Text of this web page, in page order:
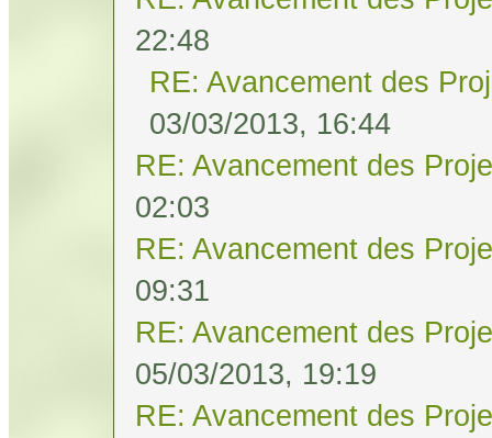
22:48
RE: Avancement des
03/03/2013, 16:44
RE: Avancement des
02:03
RE: Avancement des
09:31
RE: Avancement des
05/03/2013, 19:19
RE: Avancement des